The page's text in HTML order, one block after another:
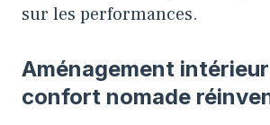
sur les performances.
Aménagement
confort nomade